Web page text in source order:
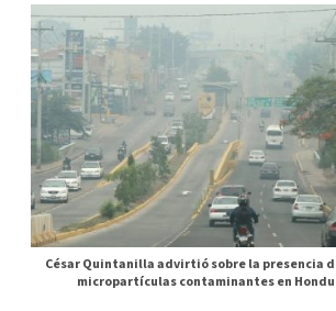
César Quintanilla advirtió sobre la presencia
micropartículas contaminantes en